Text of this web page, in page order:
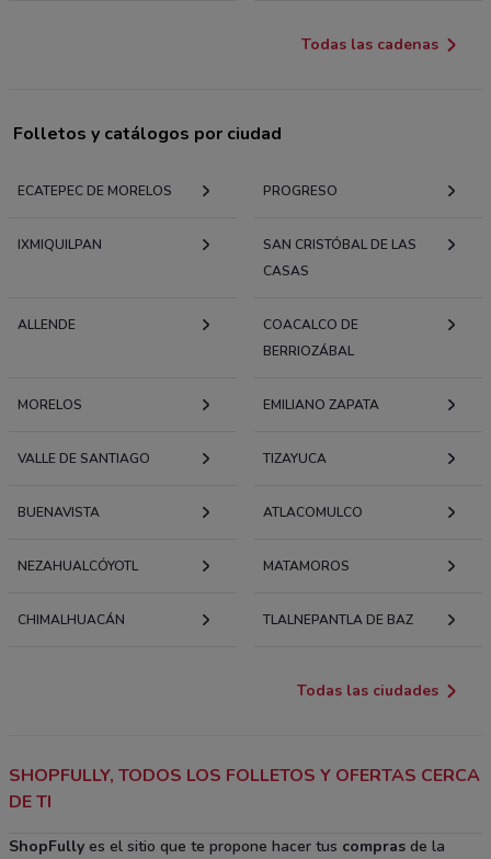
Todas las cadenas
Folletos y catálogos por ciudad
ECATEPEC DE MORELOS PROGRESO
IXMIQUILPAN
SAN CRISTÓBAL DE LAS
CASAS
ALLENDE
COACALCO DE
BERRIOZÁBAL
MORELOS EMILIANO ZAPATA
VALLE DE SANTIAGO TIZAYUCA
BUENAVISTA ATLACOMULCO
NEZAHUALCÓYOTL MATAMOROS
CHIMALHUACÁN TLALNEPANTLA DE BAZ
Todas las ciudades
SHOPFULLY, TODOS LOS FOLLETOS Y OFERTAS CERCA
DE TI
ShopFully es el sitio que te propone hacer tus compras de la